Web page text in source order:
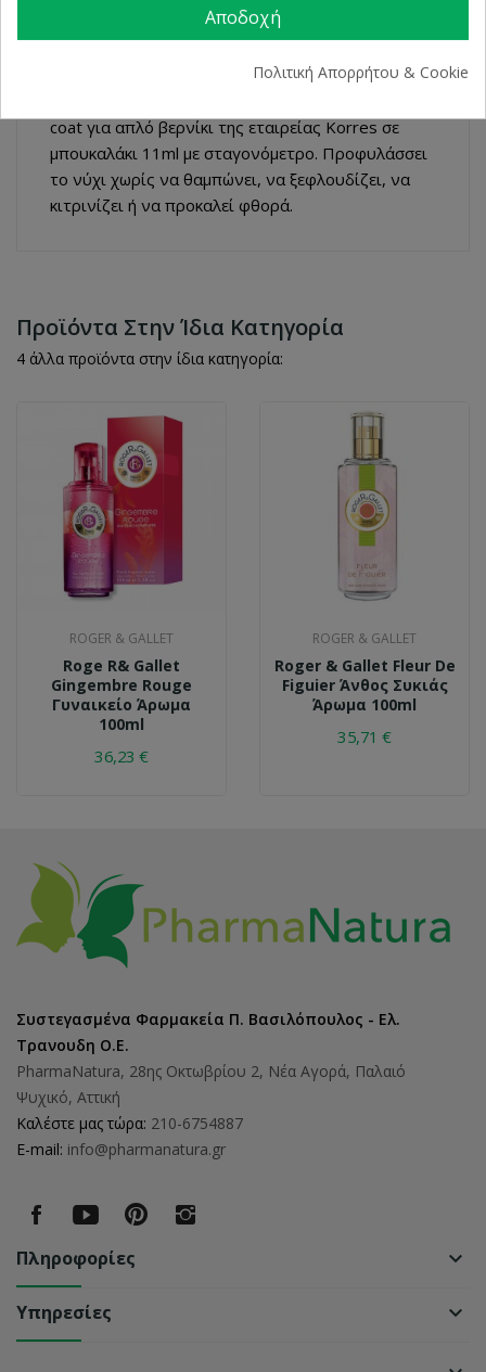
Βασικά χαρακτηριστικά: Στεγνώνει σε 60
coat για απλό βερνίκι της εταιρείας Korres σε
μπουκαλάκι 11ml με σταγονόμετρο. Προφυλάσσει
τo νύχι χωρίς να θαμπώνει, να ξεφλουδίζει, να
κιτρινίζει ή να προκαλεί φθορά.
Προϊόντα Στην Ίδια Κατηγορία
4 άλλα προϊόντα στην ίδια κατηγορία:
ROGER & GALLET
Roge R& Gallet
Gingembre Rouge
Γυναικείο Άρωμα
100ml
36,23 €
ROGER & GALLET
Roger & Gallet Fleur De
Figuier Άνθος Συκιάς
Άρωμα 100ml
35,71 €
Συστεγασμένα Φαρμακεία Π. Βασιλόπουλος - Ελ.
Τρανουδη Ο.Ε.
PharmaNatura, 28ης Οκτωβρίου 2, Νέα Αγορά, Παλαιό
Ψυχικό, Αττική
Καλέστε μας τώρα: 210-6754887
E-mail: info@pharmanatura.gr
Πληροφορίες keyboard_arrow_down
Υπηρεσίες keyboard_arrow_down
Αποδοχή
Πολιτική Απορρήτου & Cookie